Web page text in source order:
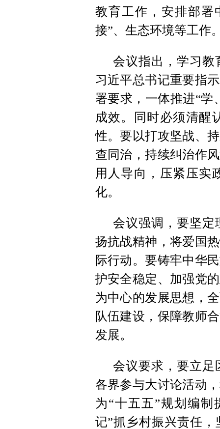
教育工作，安排部署
接”、生态环境等工作
会议指出，学习教
习近平总书记重要指
署要求，一体推进“学
成效。同时必须清醒
性。要以打攻坚战、
查同治，持续纠治作
用人导向，压紧压实
化。
会议强调，要坚定
扬抗战精神，将爱国
际行动。要铸牢中华
护安全稳定、加强党
为中心的发展思想，
队伍建设，保障教师
发展。
会议要求，要立足
各界参与大讨论活动
为“十五五”规划编
记”抓乡村振兴责任